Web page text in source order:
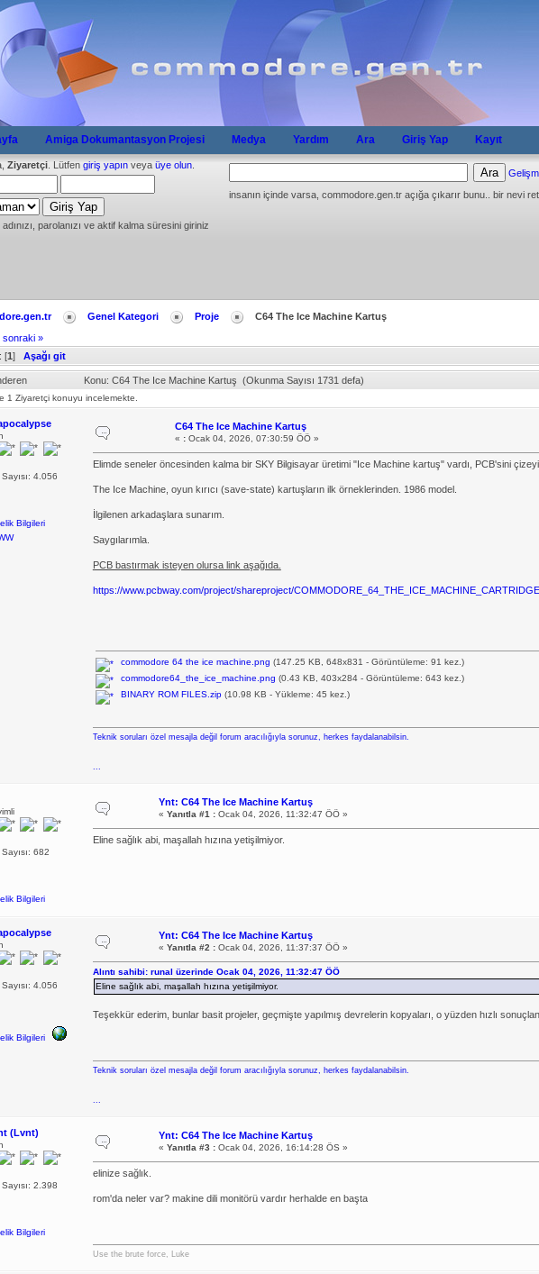
Amiga Dokumantasyon Projesi Medya Yardım Ara Giriş Yap Kayıt
Ziyaretçi . Lütfen giriş yapın veya üye olun
adınızı, parolanızı ve aktif kalma süresini giriniz
insanın içinde varsa, commodore.gen.tr açığa çıkarır bunu.. bir nevi
Genel Kategori Proje
C64 The Ice Machine Kartuş
sonraki »
[1] Aşağı git
Konu: C64 The Ice Machine Kartuş (Okunma Sayısı 1731 defa)
1 Ziyaretçi konuyu incelemekte.
4.056
C64 The Ice Machine Kartuş
« :Ocak 04, 2026, 07:30:59 ÖÖ »
Elimde seneler öncesinden kalma bir SKY Bilgisayar üretimi "Ice Machine kartuş" vardı, PCB'sini
The Ice Machine, oyun kırıcı (save-state) kartuşların ilk örneklerinden. 1986 model.
İlgilenen arkadaşlara sunarım.
Saygılarımla.
PCB bastırmak isteyen olursa link aşağıda.
https://www.pcbway.com/project/shareproject/
commodore 64 the ice machine.png (147.25 KB, 648x831 - Görüntüleme: 91 kez.)
commodore64_the_ice_machine.png (0.43 KB, 403x284 - Görüntüleme: 643 kez.)
BINARY ROM FILES.zip (10.98 KB - Yükleme: 45 kez.)
Teknik soruları özel mesajla değil forum aracılığıyla sorunuz, herkes faydalanabilsin.
...
682
Ynt: C64 The Ice Machine Kartuş
« Yanıtla #1 :Ocak 04, 2026, 11:32:47 ÖÖ »
Eline sağlık abi, maşallah hızına yetişilmiyor.
4.056
Ynt: C64 The Ice Machine Kartuş
« Yanıtla #2 :Ocak 04, 2026, 11:37:37 ÖÖ »
Alıntı sahibi: runal üzerinde Ocak 04, 2026, 11:32:47 ÖÖ
Eline sağlık abi, maşallah hızına yetişilmiyor.
Teşekkür ederim, bunlar basit projeler, geçmişte yapılmış devrelerin kopyaları, o yüzden hızlı
Teknik soruları özel mesajla değil forum aracılığıyla sorunuz, herkes faydalanabilsin.
...
(Lvnt)
2.398
Ynt: C64 The Ice Machine Kartuş
« Yanıtla #3 :Ocak 04, 2026, 16:14:28 ÖS »
elinize sağlık.
rom'da neler var? makine dili monitörü vardır herhalde en başta
Use the brute force, Luke